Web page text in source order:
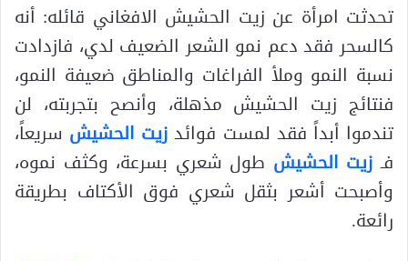
تحدثت امرأة عن زيت الحشيش الافغاني قائله: أنه
كالسحر فقد دعم نمو الشعر الضعيف لدي، فازدادت
نسبة النمو وملأ الفراغات والمناطق ضعيفة النمو،
فنتائج زيت الحشيش مذهلة، وأنصح بتجربته، لن
تندموا أبداً فقد لمست فوائدزيت الحشيش سريعاً،
فـ زيت الحشيش طول شعري بسرعة، وكثف نموه،
وأصبحت أشعر بثقل شعري فوق الأكتاف بطريقة
رائعة.